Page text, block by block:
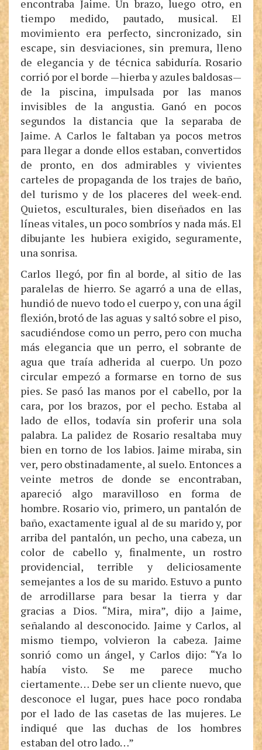
encontraba Jaime. Un brazo, luego otro, en
tiempo medido, pautado, musical. El
movimiento era perfecto, sincronizado, sin
escape, sin desviaciones, sin premura, lleno
de elegancia y de técnica sabiduría. Rosario
corrió por el borde —hierba y azules baldosas—
de la piscina, impulsada por las manos
invisibles de la angustia. Ganó en pocos
segundos la distancia que la separaba de
Jaime. A Carlos le faltaban ya pocos metros
para llegar a donde ellos estaban, convertidos
de pronto, en dos admirables y vivientes
carteles de propaganda de los trajes de baño,
del turismo y de los placeres del week-end.
Quietos, esculturales, bien diseñados en las
líneas vitales, un poco sombríos y nada más. El
dibujante les hubiera exigido, seguramente,
una sonrisa.
Carlos llegó, por fin al borde, al sitio de las
paralelas de hierro. Se agarró a una de ellas,
hundió de nuevo todo el cuerpo y, con una ágil
flexión, brotó de las aguas y saltó sobre el piso,
sacudiéndose como un perro, pero con mucha
más elegancia que un perro, el sobrante de
agua que traía adherida al cuerpo. Un pozo
circular empezó a formarse en torno de sus
pies. Se pasó las manos por el cabello, por la
cara, por los brazos, por el pecho. Estaba al
lado de ellos, todavía sin proferir una sola
palabra. La palidez de Rosario resaltaba muy
bien en torno de los labios. Jaime miraba, sin
ver, pero obstinadamente, al suelo. Entonces a
veinte metros de donde se encontraban,
apareció algo maravilloso en forma de
hombre. Rosario vio, primero, un pantalón de
baño, exactamente igual al de su marido y, por
arriba del pantalón, un pecho, una cabeza, un
color de cabello y, finalmente, un rostro
providencial, terrible y deliciosamente
semejantes a los de su marido. Estuvo a punto
de arrodillarse para besar la tierra y dar
gracias a Dios. “Mira, mira”, dijo a Jaime,
señalando al desconocido. Jaime y Carlos, al
mismo tiempo, volvieron la cabeza. Jaime
sonrió como un ángel, y Carlos dijo: “Ya lo
había visto. Se me parece mucho
ciertamente… Debe ser un cliente nuevo, que
desconoce el lugar, pues hace poco rondaba
por el lado de las casetas de las mujeres. Le
indiqué que las duchas de los hombres
estaban del otro lado…”